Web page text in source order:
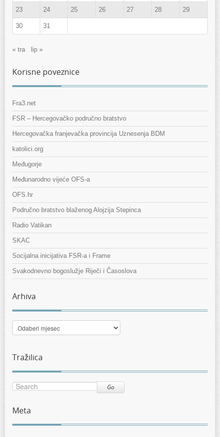
23 24 25 26 27 28 29
30 31
« tra lip »
Korisne poveznice
Fra3.net
FSR – Hercegovačko područno bratstvo
Hercegovačka franjevačka provincija Uznesenja BDM
katolici.org
Međugorje
Međunarodno vijeće OFS-a
OFS.hr
Područno bratstvo blaženog Alojzija Stepinca
Radio Vatikan
SKAC
Socijalna inicijativa FSR-a i Frame
Svakodnevno bogoslužje Riječi i Časoslova
Arhiva
Arhiva
Tražilica
Go
Meta